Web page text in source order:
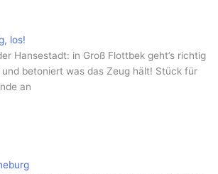
los!
Hansestadt: in Groß Flottbek geht’s richtig
betoniert was das Zeug hält! Stück für
an